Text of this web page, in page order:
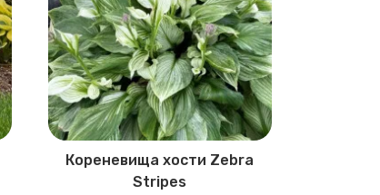
Кореневища хости Zebra
Stripes